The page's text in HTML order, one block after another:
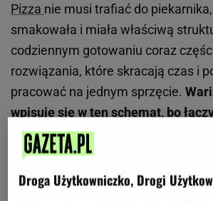
Pizza nie musi trafiać do
smakowała i miała właściwą
codziennym gotowaniu coraz
rozwiązania, które skracają czas i
pracować na jednym sprzęcie.
wpisuje się w ten schemat, bo
ciasto drożdżowe z prostą obróbką
proces jest przewidywalny, a każdy
łatwo kontrolować.
Droga Użytkowniczko, Drogi